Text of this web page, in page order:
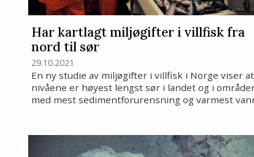
Har kartlagt miljøgifter i villfisk fra
nord til sør
29.10.2021
En ny studie av miljøgifter i villfisk i Norge viser at
nivåene er høyest lengst sør i landet og i
med mest sedimentforurensning og varmest